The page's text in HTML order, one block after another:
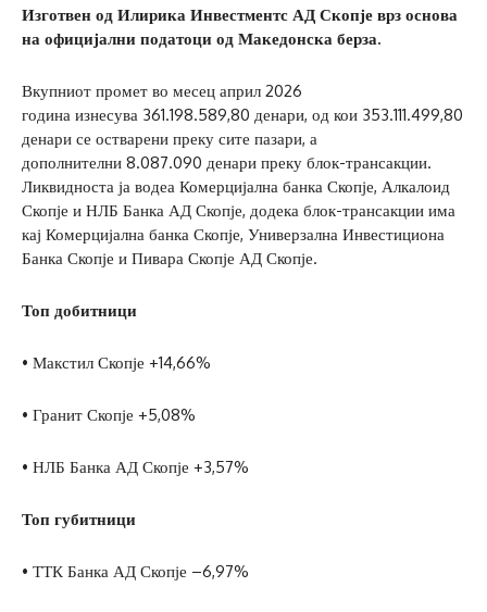
Изготвен од Илирика Инвестментс АД Скопје врз основа
на официјални податоци од Македонска берза.
Вкупниот промет во месец април 2026
година изнесува 361.198.589,80 денари, од кои 353.111.499,80
денари се остварени преку сите пазари, а
дополнителни 8.087.090 денари преку блок-трансакции.
Ликвидноста ја водеа Комерцијална банка Скопје, Алкалоид
Скопје и НЛБ Банка АД Скопје, додека блок-трансакции има
кај Комерцијална банка Скопје, Универзална Инвестициона
Банка Скопје и Пивара Скопје АД Скопје.
Топ добитници
• Макстил Скопје +14,66%
• Гранит Скопје +5,08%
• НЛБ Банка АД Скопје +3,57%
Топ губитници
• ТТК Банка АД Скопје –6,97%